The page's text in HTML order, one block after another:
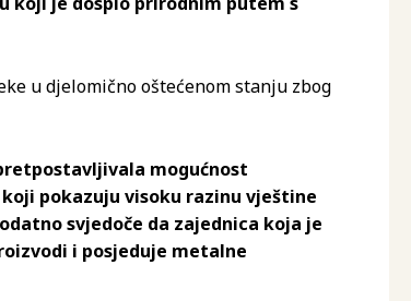
u djelomično oštećenom stanju zbog
mogućnost
pokazuju visoku razinu vještine
svjedoče da zajednica koja je
i posjeduje metalne